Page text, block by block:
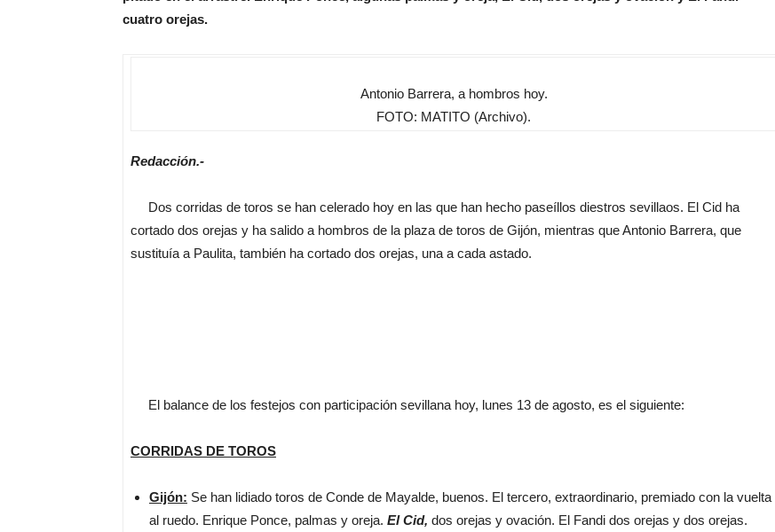
cuatro orejas.
Antonio Barrera, a hombros hoy.
FOTO: MATITO (Archivo).
Redacción.-
Dos corridas de toros se han celerado hoy en las que han hecho paseíllos diestros sevillaos. El Cid ha
cortado dos orejas y ha salido a hombros de la plaza de toros de Gijón, mientras que Antonio Barrera, que
sustituía a Paulita, también ha cortado dos orejas, una a cada astado.
El balance de los festejos con participación sevillana hoy, lunes 13 de agosto, es el siguiente:
CORRIDAS DE TOROS
Gijón: Se han lidiado toros de Conde de Mayalde, buenos. El tercero, extraordinario, premiado con la vuelta
al ruedo. Enrique Ponce, palmas y oreja. El Cid, dos orejas y ovación. El Fandi dos orejas y dos orejas.